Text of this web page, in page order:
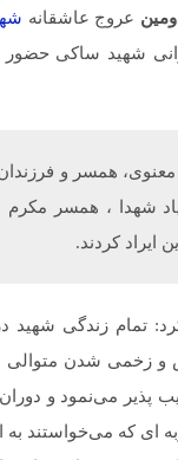
عروج عاشقانه
شهید ساکی حضور
همسر و فرزندان
یاد شهدا ، همسر
ایراد کردند.
تمام زندگی شهید
و زخمی شدن متوالی
پذیر می‌نمود و
ای که می‌خواستند به